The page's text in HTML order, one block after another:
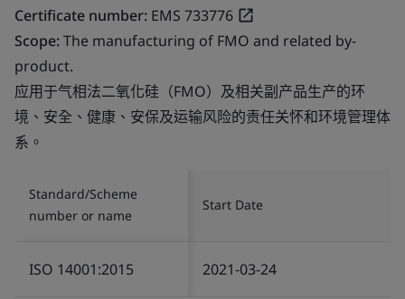
Certificate number: EMS 733776
Scope:The manufacturing of FMO and related by-
product.
应用于气相法二氧化硅（FMO）及相关副产品生产的环
境、安全、健康、安保及运输风险的责任关怀和环境管理体
系。
Standard/Scheme
number or name
Start Date
ISO 14001:2015 2021-03-24